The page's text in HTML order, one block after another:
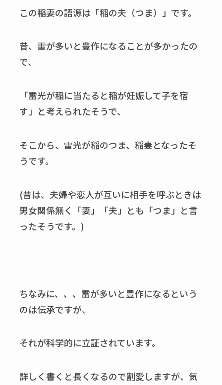
この稲妻の語源は「稲の夫（つま）」です。
昔、雷が多いと豊作になることが多かったの
で、
「雷光が稲に当たると稲が妊娠して子を宿
す」と考えられたそうで、
そこから、雷光が稲のつま、稲妻となったそ
うです。
(昔は、夫婦や恋人が互いに相手を呼ぶときは
男女関係無く「妻」「夫」とも「つま」と言
ったそうです。)
ちなみに、、、雷が多いと豊作になるという
のは伝承ですが、
それが科学的に立証されています。
詳しく書くと長くなるので割愛しますが、気